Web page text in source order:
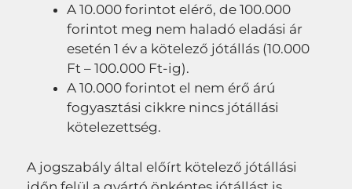
A 10.000 forintot elérő, de 100.000
forintot meg nem haladó eladási ár
esetén 1 év a kötelező jótállás (10.000
Ft – 100.000 Ft-ig).
A 10.000 forintot el nem érő árú
fogyasztási cikkre nincs jótállási
kötelezettség.
A jogszabály által előírt kötelező jótállási